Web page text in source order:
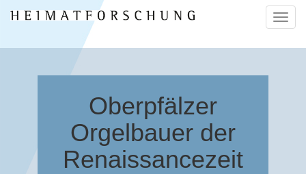
ein-/
Oberpfälzer
Orgelbauer der
Renaissancezeit